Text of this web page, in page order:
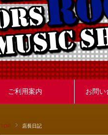
ご利用案内 お問い
TOP 店長日記